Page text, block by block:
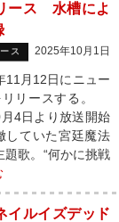
ース 水槽によ
ス 2025年10月1日
月12日にニュー
リリースする。
4日より放送開始
していた宮廷魔法
歌。“何かに挑戦
イルイズデッド